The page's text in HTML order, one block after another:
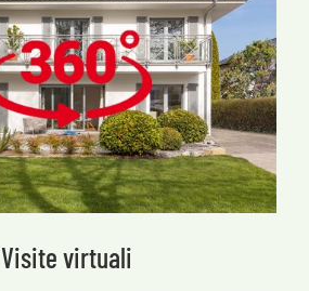
Visite virtuali